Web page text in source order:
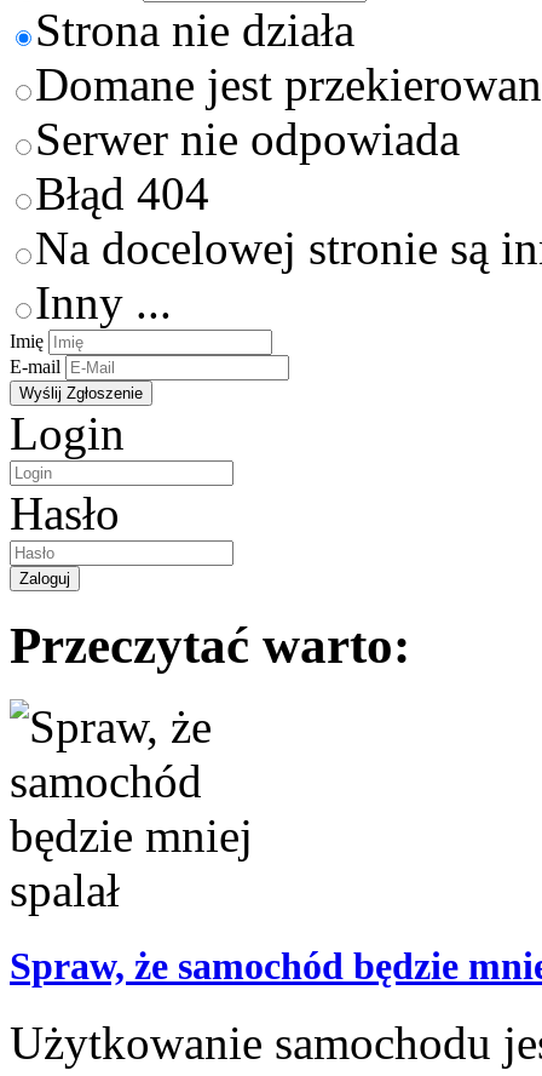
Strona nie działa
Domane jest
Serwer nie odpowiada
Błąd 404
Na docelowej stronie są
Inny ...
Imię
E-mail
Login
Hasło
Przeczytać warto:
Spraw, że samochód będzie
Użytkowanie samochodu